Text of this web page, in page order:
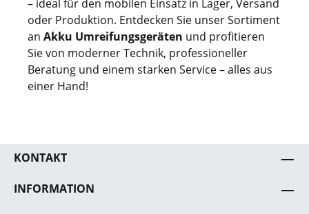
– ideal für den mobilen Einsatz in Lager, Versand
oder Produktion. Entdecken Sie unser Sortiment
an Akku Umreifungsgeräten und profitieren
Sie von moderner Technik, professioneller
Beratung und einem starken Service – alles aus
einer Hand!
KONTAKT
INFORMATION